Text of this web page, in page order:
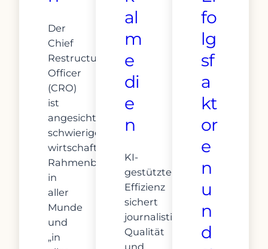
Der
Chief
Restructuring
Officer
(CRO)
ist
angesichts
schwieriger
wirtschaftlicher
Rahmenbedingungen
in
aller
Munde
und
„in
al
m
e
di
e
n
KI-
gestützte
Effizienz
sichert
journalistische
Qualität
und
fo
lg
sf
a
kt
or
e
n
u
n
d